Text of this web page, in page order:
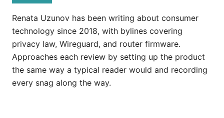
Renata Uzunov has been writing about consumer
technology since 2018, with bylines covering
privacy law, Wireguard, and router firmware.
Approaches each review by setting up the product
the same way a typical reader would and recording
every snag along the way.